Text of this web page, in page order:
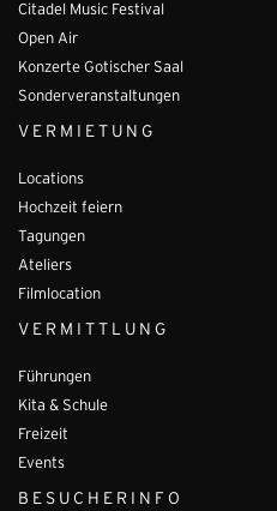
Citadel Music Festival
Open Air
Konzerte Gotischer Saal
Sonderveranstaltungen
VERMIETUNG
Locations
Hochzeit feiern
Tagungen
Ateliers
Filmlocation
VERMITTLUNG
Führungen
Kita & Schule
Freizeit
Events
BESUCHERINFO